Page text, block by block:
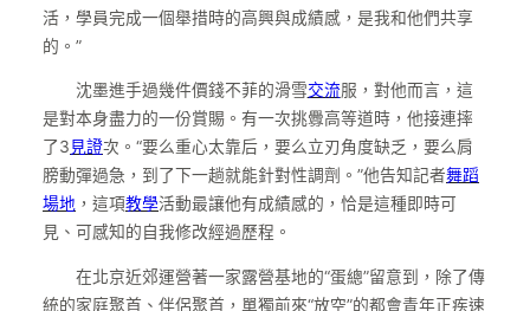
活，學員完成一個舉措時的高興與成績感，是我和他們共享
的。”
沈墨進手過幾件價錢不菲的滑雪交流服，對他而言，這
是對本身盡力的一份賞賜。有一次挑釁高等道時，他接連摔
了3見證次。“要么重心太靠后，要么立刃角度缺乏，要么肩
膀動彈過急，到了下一趟就能針對性調劑。”他告知記者舞蹈
場地 ，這項教學活動最讓他有成績感的，恰是這種即時可
見、可感知的自我修改經過歷程。
在北京近郊運營著一家露營基地的“蛋總”留意到，除了傳
統的家庭聚首、伴侶聚首，單獨前來“放空”的都會青年正疾速